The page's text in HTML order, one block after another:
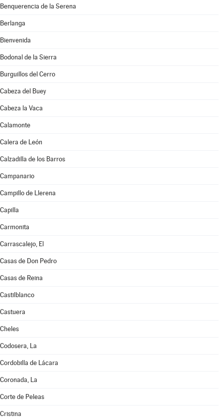
Benquerencia de la Serena
Berlanga
Bienvenida
Bodonal de la Sierra
Burguillos del Cerro
Cabeza del Buey
Cabeza la Vaca
Calamonte
Calera de León
Calzadilla de los Barros
Campanario
Campillo de Llerena
Capilla
Carmonita
Carrascalejo, El
Casas de Don Pedro
Casas de Reina
Castilblanco
Castuera
Cheles
Codosera, La
Cordobilla de Lácara
Coronada, La
Corte de Peleas
Cristina